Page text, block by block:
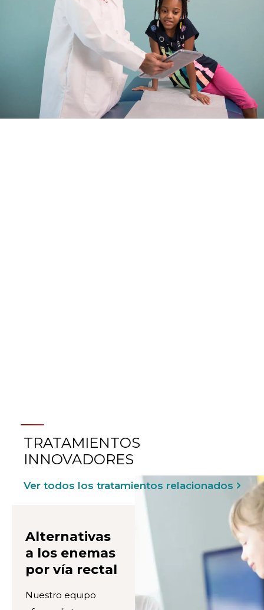
TRATAMIENTOS
INNOVADORES
Ver todos los tratamientos relacionados
Alternativas
a los enemas
por vía rectal
Nuestro equipo